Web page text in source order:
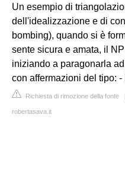
Un esempio di
dell'idealizzazione e di
bombing), quando si è
sente sicura e amata, il
iniziando a paragonarla
con affermazioni del tipo:
Richiesta di rimozione della fonte
robertasava.it